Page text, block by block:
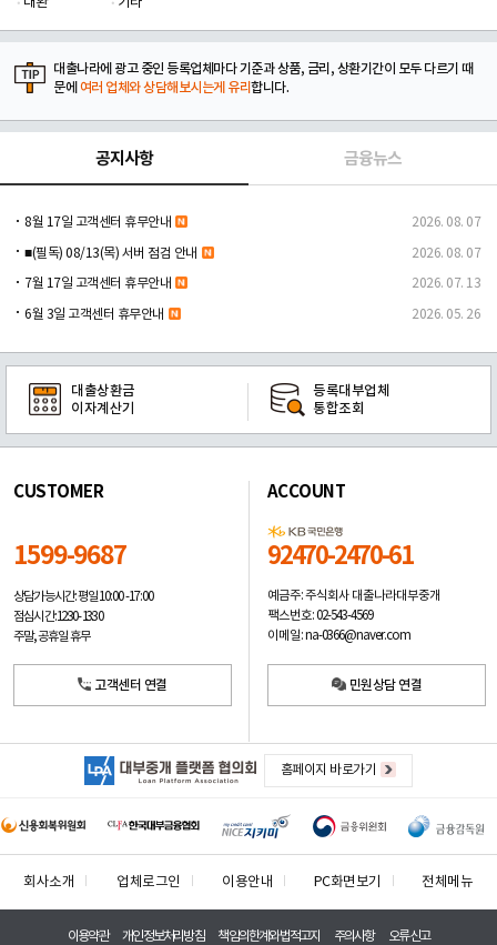
대출나라에 광고 중인 등록업체마다 기준과 상품, 금리, 상환기간이 모두 다르기 때
문에 여러 업체와 상담해보시는게 유리합니다.
공지사항 금융뉴스
8월 17일 고객센터 휴무안내 2026. 08. 07
■(필독) 08/13(목) 서버 점검 안내 2026. 08. 07
7월 17일 고객센터 휴무안내 2026. 07. 13
6월 3일 고객센터 휴무안내 2026. 05. 26
대출상환금
이자계산기
등록대부업체
통합조회
CUSTOMER
1599-9687
상담가능시간: 평일10:00 -17:00
점심시간: 12:30 - 13:30
주말, 공휴일 휴무
고객센터 연결
ACCOUNT
92470-2470-61
예금주: 주식회사 대출나라대부중개
팩스번호: 02-543-4569
이메일: na-0366@naver.com
민원상담 연결
홈페이지 바로가기
회사소개 업체로그인 이용안내 PC화면보기 전체메뉴
이용약관 개인정보처리방침 책임의한계와법적고지 주의사항 오류신고